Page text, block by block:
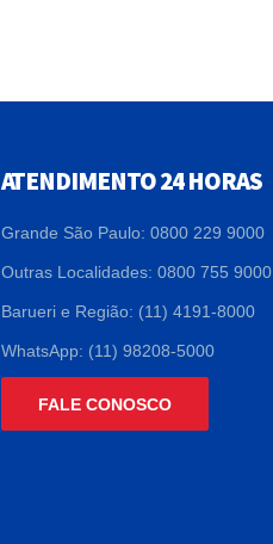
ATENDIMENTO 24 HORAS
Grande São Paulo: 0800 229 9000
Outras Localidades: 0800 755 9000
Barueri e Região: (11) 4191-8000
WhatsApp: (11) 98208-5000
FALE CONOSCO